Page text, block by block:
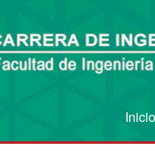
Inicio